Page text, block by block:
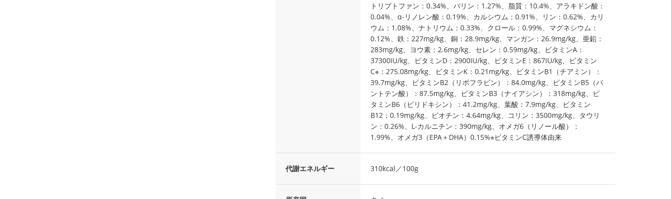
トリプトファン：0.34%、バリン：1.27%、脂質：10.4%、アラキドン酸：
0.04%、α-リノレン酸：0.19%、カルシウム：0.91%、リン：0.62%、カリ
ウム：1.08%、ナトリウム：0.33%、クロール：0.99%、マグネシウム：
0.12%、鉄：227mg/kg、銅：28.9mg/kg、マンガン：26.9mg/kg、亜鉛：
283mg/kg、ヨウ素：2.6mg/kg、セレン：0.59mg/kg、ビタミンA：
37300IU/kg、ビタミンD：2900IU/kg、ビタミンE：867IU/kg、ビタミン
C※：275.08mg/kg、ビタミンK：0.21mg/kg、ビタミンB1（チアミン）：
39.7mg/kg、ビタミンB2（リボフラビン）：84.0mg/kg、ビタミンB5（パ
ントテン酸）：87.5mg/kg、ビタミンB3（ナイアシン）：318mg/kg、ビ
タミンB6（ピリドキシン）：41.2mg/kg、葉酸：7.9mg/kg、ビタミン
B12：0.19mg/kg、ビオチン：4.64mg/kg、コリン：3500mg/kg、タウリ
ン：0.26%、L-カルニチン：390mg/kg、オメガ6（リノール酸）：
1.99%、オメガ3（EPA＋DHA）0.15%※ビタミンC誘導体由来
代謝エネルギー 310kcal／100g